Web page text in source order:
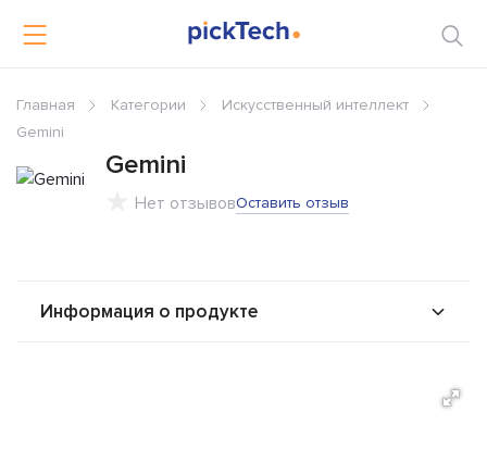
Главная Категории
Искусственный интеллект
Gemini
Gemini
Нет отзывовОставить отзыв
Информация о продукте